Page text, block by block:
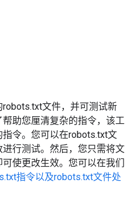
文件，并可测试新
助您厘清复杂的指令，该工
令。您可以在robots.txt文
行测试。然后，您只需将文
使更改生效。您可以在我们
指令以及robots.txt文件处